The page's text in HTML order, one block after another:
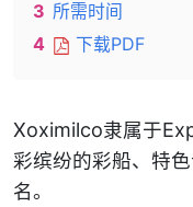
3 所需时间
4
下载PDF
Xoximilco隶属于
彩缤纷的彩船、特
名。